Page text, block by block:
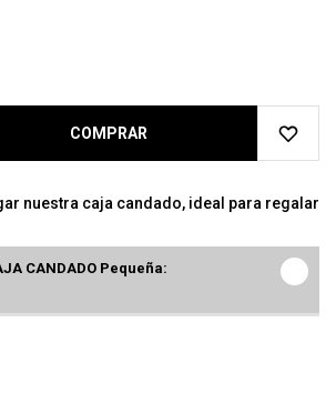
COMPRAR
nuestra caja candado, ideal para regalar
CANDADO Pequeña: